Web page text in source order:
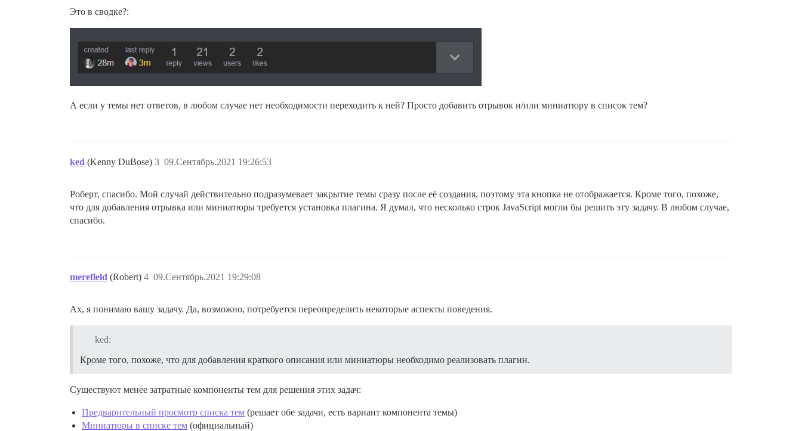
Это в сводке?:
А если у темы нет ответов, в любом случае нет необходимости переходить к ней? Просто добавить отрывок и/или миниатюру в список тем?
ked (Kenny DuBose) 09.Сентябрь.2021 19:26:53
3
Роберт, спасибо. Мой случай действительно подразумевает закрытие темы сразу после её создания, поэтому эта кнопка не отображается. Кроме того, похоже,
что для добавления отрывка или миниатюры требуется установка плагина. Я думал, что несколько строк JavaScript могли бы решить эту задачу. В любом случае,
спасибо.
merefield (Robert) 09.Сентябрь.2021 19:29:08
4
Ах, я понимаю вашу задачу. Да, возможно, потребуется переопределить некоторые аспекты поведения.
ked:
Кроме того, похоже, что для добавления краткого описания или миниатюры необходимо реализовать плагин.
Существуют менее затратные компоненты тем для решения этих задач:
Предварительный просмотр списка тем (решает обе задачи, есть вариант компонента темы)
Миниатюры в списке тем (официальный)